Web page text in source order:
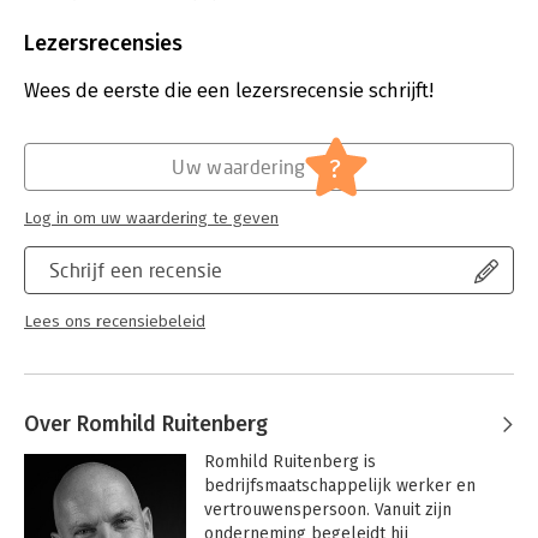
Uitgever:
Verschijningsdatum:
19-3-2026
Werk en loopbaan
Lezersrecensies
Wees de eerste die een lezersrecensie schrijft!
Schrijf een recensie
Lees ons recensiebeleid
Uw waardering ?
Log in om uw waardering te geven
Over Romhild Ruitenberg
Romhild Ruitenberg is
bedrijfsmaatschappelijk werker en
vertrouwenspersoon. Vanuit zijn
onderneming begeleidt hij